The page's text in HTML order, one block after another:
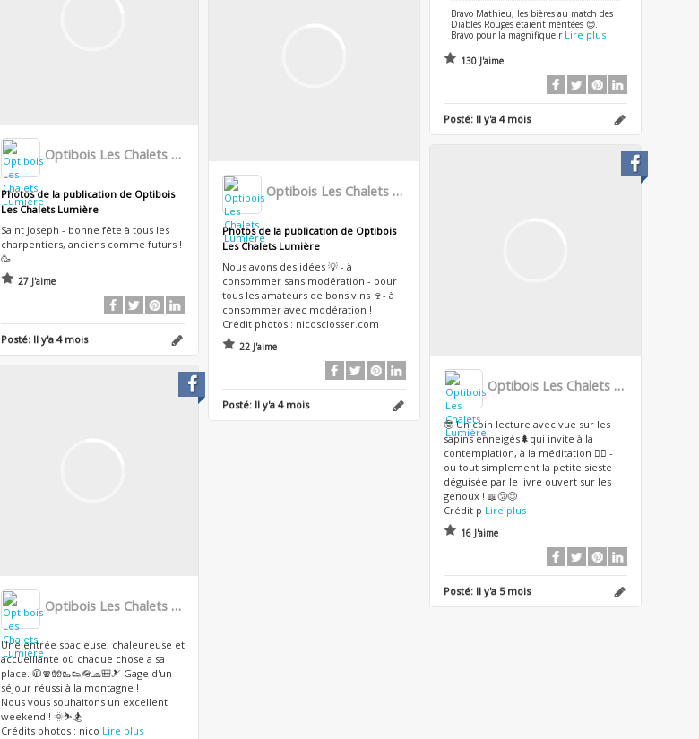
Bravo Mathieu, les bières au match des
Diables Rouges étaient méritées 😊.
Bravo pour la magnifique r Lire plus
130 J'aime
Posté: Il y'a 4 mois
Optibois Les Chalets Lumière
Photos de la publication de Optibois
Les Chalets Lumière
Saint Joseph - bonne fête à tous les
charpentiers, anciens comme futurs !
🥳
27 J'aime
Posté: Il y'a 4 mois
Optibois Les Chalets Lumière
Photos de la publication de Optibois
Les Chalets Lumière
Nous avons des idées 💡 - à
consommer sans modération - pour
tous les amateurs de bons vins 🍷- à
consommer avec modération !
Crédit photos : nicosclosser.com
22 J'aime
Posté: Il y'a 4 mois
Optibois Les Chalets Lumière
🤓 Un coin lecture avec vue sur les
sapins enneigés🌲qui invite à la
contemplation, à la méditation 🧘‍♀️ -
ou tout simplement la petite sieste
déguisée par le livre ouvert sur les
genoux ! 📖😴😌
Crédit p Lire plus
16 J'aime
Posté: Il y'a 5 mois
Optibois Les Chalets Lumière
Une entrée spacieuse, chaleureuse et
accueillante où chaque chose a sa
place. 🧥🧣🧤🥾👟🪖🧢🎒🎿 Gage d'un
séjour réussi à la montagne !
Nous vous souhaitons un excellent
weekend ! 🌞⛷️🏂
Crédits photos : nico Lire plus